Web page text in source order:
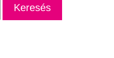
Keresés